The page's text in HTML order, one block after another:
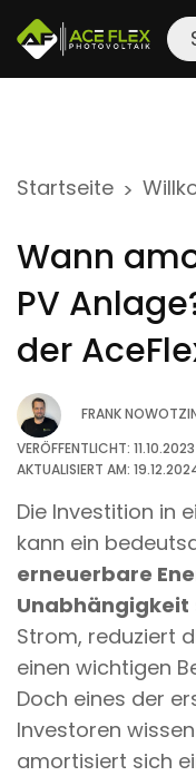
Startseite >
Wann
PV
der
FRANK
VERÖFFENTLICHT: 11.10.2023
AKTUALISIERT AM:
Die Investition in
kann ein
erneuerbare
Unabhängigkeit
Strom, reduziert
einen wichtigen
Doch eines der
Investoren
amortisiert sich